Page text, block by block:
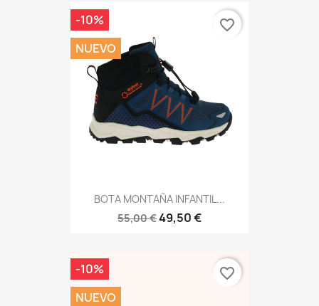
BOTA MONTAÑA INFANTIL...
55,00 €49,50 €
-10%
NUEVO
favorite_border
-10%
NUEVO
favorite_border